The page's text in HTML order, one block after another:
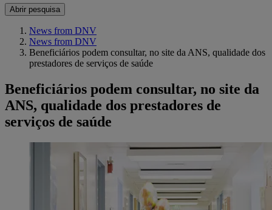
Abrir pesquisa
News from DNV
News from DNV
Beneficiários podem consultar, no site da ANS, qualidade dos
prestadores de serviços de saúde
Beneficiários podem consultar, no site da
ANS, qualidade dos prestadores de
serviços de saúde